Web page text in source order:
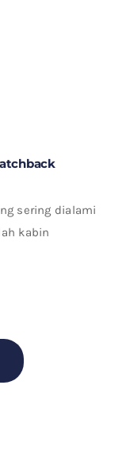
sering dialami
kabin